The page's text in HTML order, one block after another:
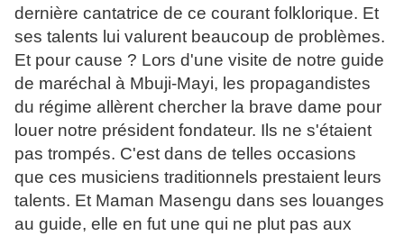
dernière cantatrice de ce courant folklorique. Et
ses talents lui valurent beaucoup de problèmes.
Et pour cause ? Lors d'une visite de notre guide
de maréchal à Mbuji-Mayi, les propagandistes
du régime allèrent chercher la brave dame pour
louer notre président fondateur. Ils ne s'étaient
pas trompés. C'est dans de telles occasions
que ces musiciens traditionnels prestaient leurs
talents. Et Maman Masengu dans ses louanges
au guide, elle en fut une qui ne plut pas aux